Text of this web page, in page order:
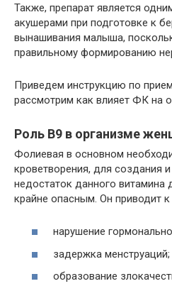
Также, препарат является
акушерами при подготовке к
вынашивания малыша,
правильному формированию
Приведем инструкцию по
рассмотрим как влияет ФК на
Роль В9 в организме
Фолиевая в основном
кроветворения, для создания
недостаток данного
крайне опасным. Он приводит
нарушение
задержка менструаций;
образование